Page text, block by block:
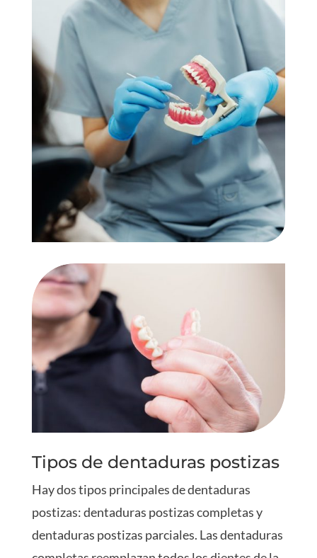
Tipos de dentaduras postizas
Hay dos tipos principales de dentaduras
postizas: dentaduras postizas completas y
dentaduras postizas parciales. Las dentaduras